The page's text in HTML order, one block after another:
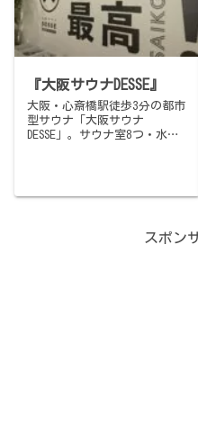
『大阪サウナDESSE』
大阪・心斎橋駅徒歩3分の都市
型サウナ「大阪サウナ
DESSE」。サウナ室8つ・水風
スポン